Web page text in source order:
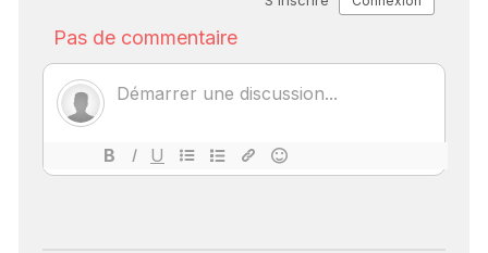
ÉCHO : DES IMAGES
POUR TOUTES LES
18 juil 2022